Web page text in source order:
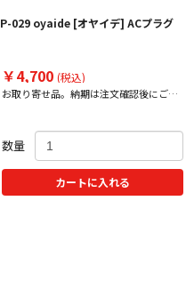
P-029 oyaide [オヤイデ] ACプラグ
￥4,700 (税込)
お取り寄せ品。納期は注文確認後にご案
数量
カートに入れる